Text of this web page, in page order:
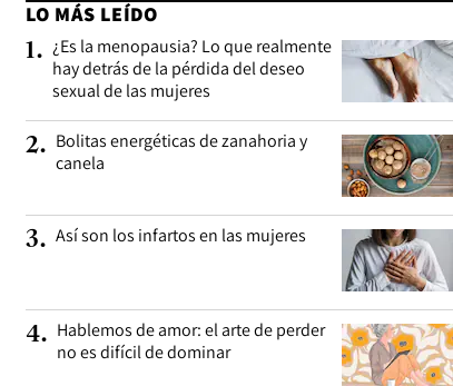
LO MÁS LEÍDO
1. ¿Es la menopausia? Lo que realmente
hay detrás de la pérdida del deseo
sexual de las mujeres
2. Bolitas energéticas de zanahoria y
canela
3. Así son los infartos en las mujeres
4. Hablemos de amor: el arte de perder
no es difícil de dominar